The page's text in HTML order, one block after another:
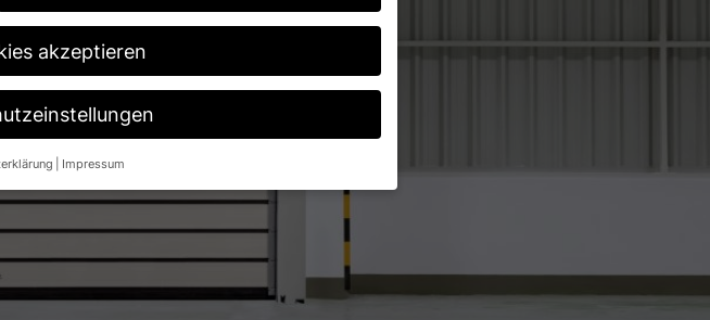
akzeptieren
Impressum
Diensten geben möchten, müssen Sie Ihre
Website. Einige von ihnen sind essenziell, während
Personenbezogene Daten können